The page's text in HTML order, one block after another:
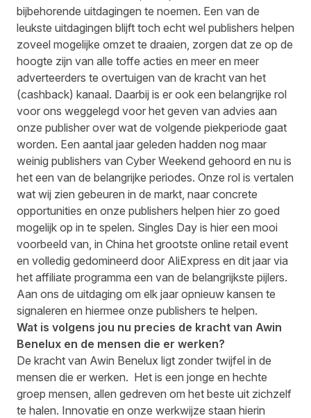
bijbehorende uitdagingen te noemen. Een van de
leukste uitdagingen blijft toch echt wel publishers helpen
zoveel mogelijke omzet te draaien, zorgen dat ze op de
hoogte zijn van alle toffe acties en meer en meer
adverteerders te overtuigen van de kracht van het
(cashback) kanaal. Daarbij is er ook een belangrijke rol
voor ons weggelegd voor het geven van advies aan
onze publisher over wat de volgende piekperiode gaat
worden. Een aantal jaar geleden hadden nog maar
weinig publishers van Cyber Weekend gehoord en nu is
het een van de belangrijke periodes. Onze rol is vertalen
wat wij zien gebeuren in de markt, naar concrete
opportunities en onze publishers helpen hier zo goed
mogelijk op in te spelen. Singles Day is hier een mooi
voorbeeld van, in China het grootste online retail event
en volledig gedomineerd door AliExpress en dit jaar via
het affiliate programma een van de belangrijkste pijlers.
Aan ons de uitdaging om elk jaar opnieuw kansen te
signaleren en hiermee onze publishers te helpen.
Wat is volgens jou nu precies de kracht van Awin
Benelux en de mensen die er werken?
De kracht van Awin Benelux ligt zonder twijfel in de
mensen die er werken. Het is een jonge en hechte
groep mensen, allen gedreven om het beste uit zichzelf
te halen. Innovatie en onze werkwijze staan hierin